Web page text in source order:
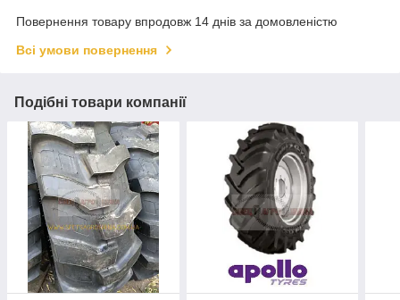
Повернення товару впродовж 14 днів за домовленістю
Всі умови повернення
Подібні товари компанії